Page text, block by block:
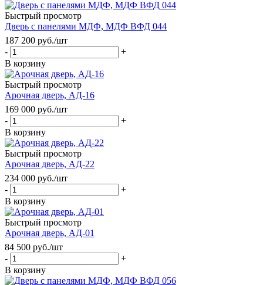
Быстрый просмотр
Дверь с панелями МДФ, МДФ ВФД 044
187 200 руб./шт
-
+
В корзину
Быстрый просмотр
Арочная дверь, АД-16
169 000 руб./шт
-
+
В корзину
Быстрый просмотр
Арочная дверь, АД-22
234 000 руб./шт
-
+
В корзину
Быстрый просмотр
Арочная дверь, АД-01
84 500 руб./шт
-
+
В корзину